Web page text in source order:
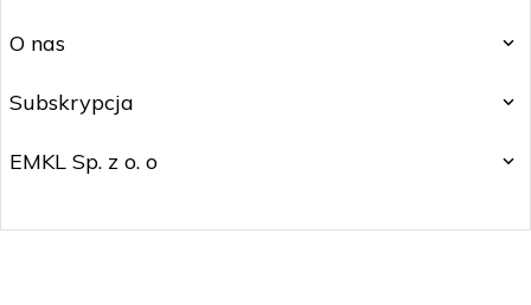
O nas
Subskrypcja
EMKL Sp. z o. o